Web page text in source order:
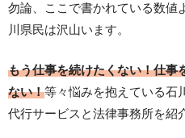
勿論、ここで書かれている数値
川県民は沢山います。
もう仕事を続けたくない！仕事
ない！等々悩みを抱えている石
代行サービスと法律事務所を紹